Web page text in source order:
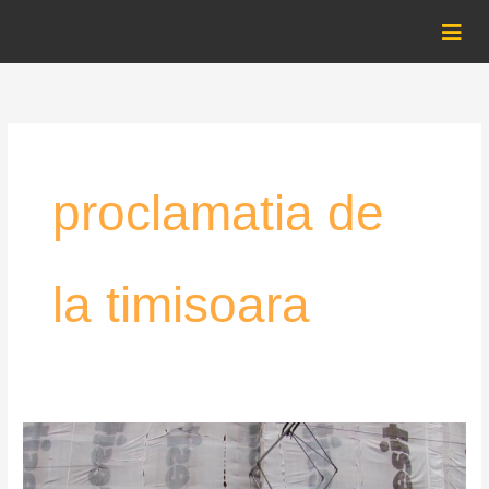
content
proclamatia de
la timisoara
Proclamația
de